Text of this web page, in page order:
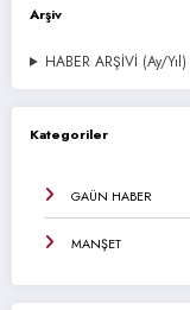
Arşiv
HABER ARŞİVİ (Ay/Yıl)
Kategoriler
GAÜN HABER
MANŞET